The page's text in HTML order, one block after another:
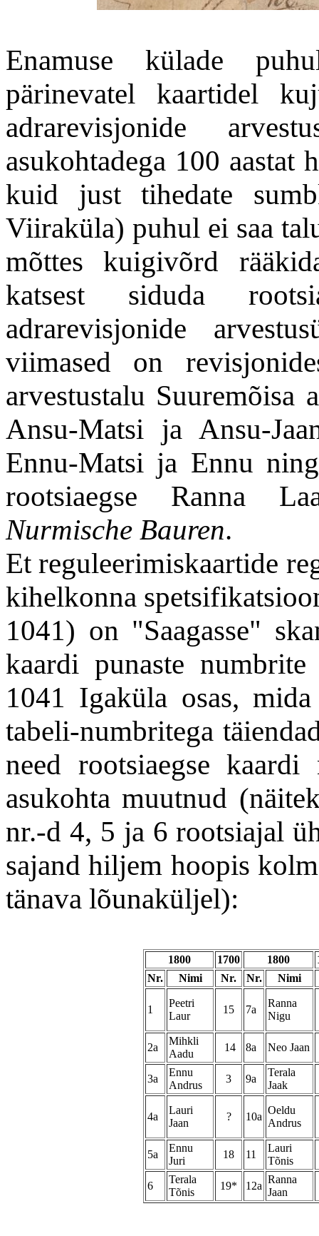
Enamuse külade
pärinevatel kaartidel
adrarevisjonide
asukohtadega 100 aastat
kuid just tihedate
Viiraküla) puhul ei saa
mõttes kuigivõrd
katsest siduda
adrarevisjonide
viimased on
arvestustalu
Ansu-Matsi ja Ansu-
Ennu-Matsi ja Ennu
rootsiaegse Ranna
Nurmische Bauren.
Et reguleerimiskaartide
kihelkonna
1041) on "Saagasse"
kaardi punaste
1041 Igaküla osas,
tabeli-numbritega
need rootsiaegse
asukohta muutnud
nr.-d 4, 5 ja 6 rootsiajal
sajand hiljem hoopis
tänava lõunaküljel):
1800 1700 1800
Nr.
Nimi Nr. Nr. Nimi
1
Peetri
Laur
15 7a
Ranna
Nigu
2a
Mihkli
Aadu
14 8a Neo Jaan
3a
Ennu
Andrus
3 9a
Terala
Jaak
4a
Lauri
Jaan
? 10a
Oeldu
Andrus
5a
Ennu
Juri
18 11
Lauri
Tõnis
6
Terala
Tõnis
19* 12a
Ranna
Jaan